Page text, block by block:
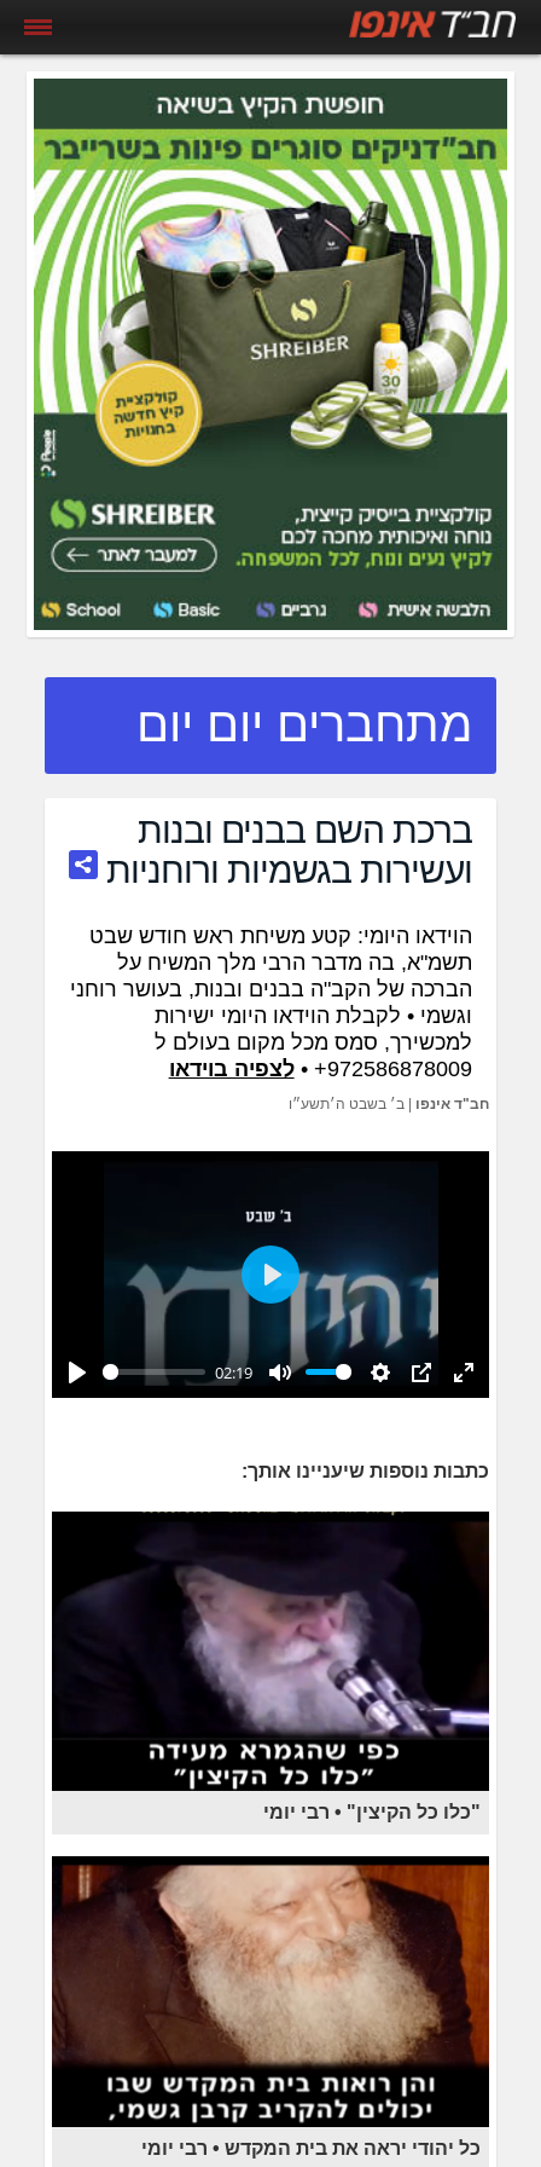
מתחברים יום יום
ברכת השם בבנים ובנות
ועשירות בגשמיות ורוחניות
הוידאו היומי: קטע משיחת ראש חודש שבט
תשמ"א, בה מדבר הרבי מלך המשיח על
הברכה של הקב"ה בבנים ובנות, בעושר רוחני
וגשמי • לקבלת הוידאו היומי ישירות
למכשירך, סמס מכל מקום בעולם ל
972586878009+ •
לצפיה בוידאו
חב"ד אינפו |ב׳ בשבט ה׳תשע״ו
Play
02:19
Mute Settings PIPEnter
Play
כתבות נוספות שיעניינו אותך:
"כלו כל הקיצין" • רבי יומי
כל יהודי יראה את בית המקדש • רבי יומי